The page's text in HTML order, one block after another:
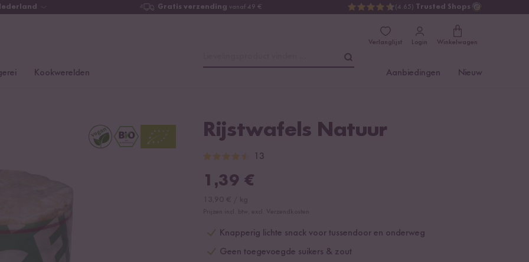
Gratis verzending vanaf 49 € (4.65) Trusted Shops
Verlanglijst Login Winkelwagen
Kookwerelden Aanbiedingen Nieuw
Rijstwafels Natuur
13
1,39 €
Knapperig lichte snack voor tussendoor en onderweg
Geen toegevoegde suikers & zout